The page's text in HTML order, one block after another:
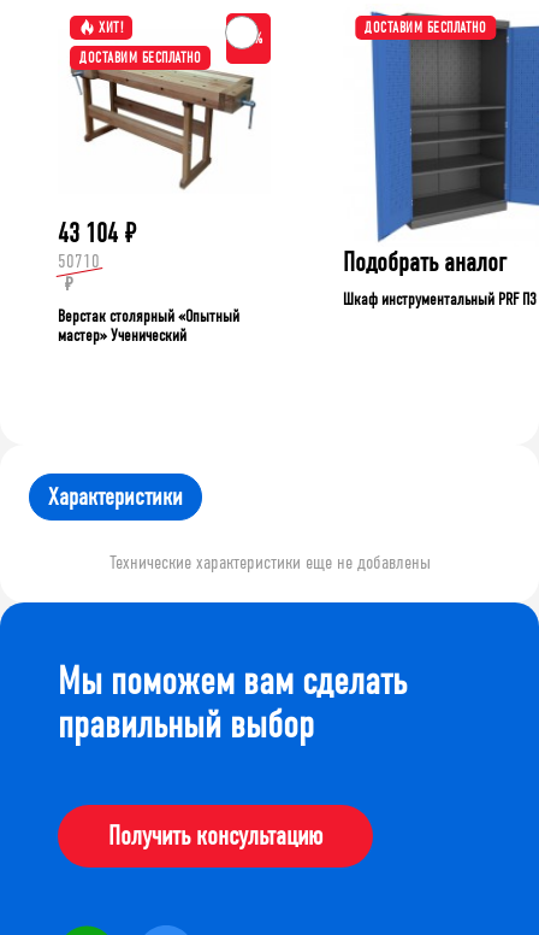
ХИТ!
ДОСТАВИМ БЕСПЛАТНО
-15%
43 104 ₽
50710
₽
Верстак столярный «Опытный
мастер» Ученический
ДОСТАВИМ БЕСПЛАТНО
Подобрать аналог
Шкаф инструментальный PRF П3
Характеристики
Технические характеристики еще не добавлены
Мы поможем вам сделать
правильный выбор
Получить консультацию